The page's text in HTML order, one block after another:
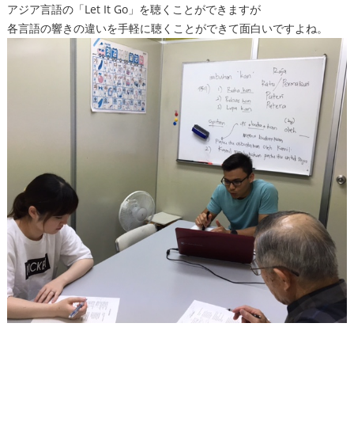
アジア言語の「Let It Go」を聴くことができますが
各言語の響きの違いを手軽に聴くことができて面白いですよね。